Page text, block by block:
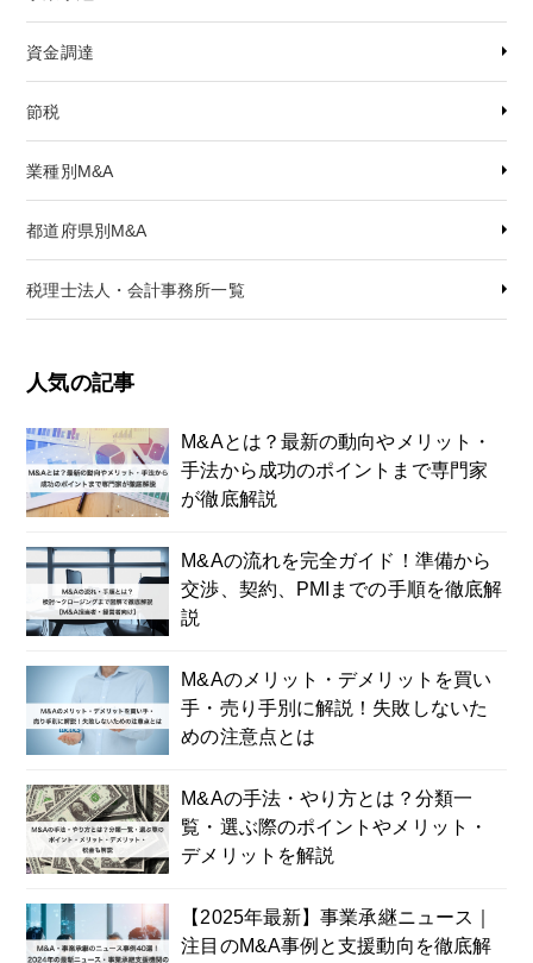
資金調達
節税
業種別M&A
都道府県別M&A
税理士法人・会計事務所一覧
人気の記事
M&Aとは？最新の動向やメリット・
手法から成功のポイントまで専門家
が徹底解説
M&Aの流れを完全ガイド！準備から
交渉、契約、PMIまでの手順を徹底解
説
M&Aのメリット・デメリットを買い
手・売り手別に解説！失敗しないた
めの注意点とは
M&Aの手法・やり方とは？分類一
覧・選ぶ際のポイントやメリット・
デメリットを解説
【2025年最新】事業承継ニュース｜
注目のM&A事例と支援動向を徹底解